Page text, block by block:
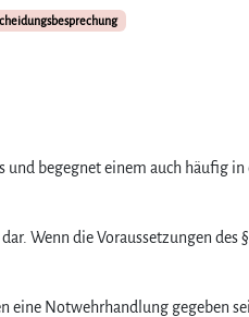
und begegnet einem auch häufig in
Wenn die Voraussetzungen des §
eine Notwehrhandlung gegeben